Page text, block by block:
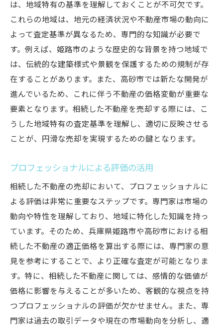
は、地域特有の基準を理解しておくことが不可欠です。
これらの地域は、地元の経済状況や不動産市場の動向に
よって査定基準が異なるため、専門的な知識が必要で
す。例えば、姫路市のような歴史的な背景を持つ地域で
は、伝統的な建築様式や景観を保護するための規制が存
在することがあります。また、高砂市では新たな開発が
進んでいるため、これに伴う不動産の価格変動が重要な
要素となります。相続した不動産を売却する際には、こ
うした地域特有の査定基準を理解し、適切に反映させる
ことが、円滑な売却を実現するための鍵となります。
プロフェッショナルによる評価の活用
相続した不動産の売却において、プロフェッショナルに
よる評価は非常に重要なステップです。専門家は市場の
動向や特性を理解しており、地域に特化した知識を持っ
ています。そのため、兵庫県姫路市や高砂市における相
続した不動産の適正価格を算出する際には、専門家の意
見を参考にすることで、より正確な査定が可能となりま
す。特に、相続した不動産に関しては、感情的な価値が
価格に影響を与えることが多いため、客観的な視点を持
つプロフェッショナルの評価が欠かせません。また、専
門家は過去の取引データや現在の市場動向を分析し、適